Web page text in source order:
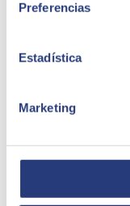
Preferencias
Estadística
Marketing